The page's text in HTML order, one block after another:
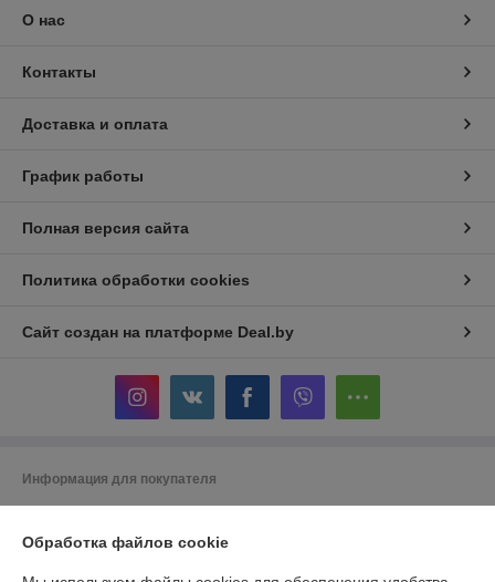
О нас
Контакты
Доставка и оплата
График работы
Полная версия сайта
Политика обработки cookies
Сайт создан на платформе Deal.by
Информация для покупателя
Обработка файлов cookie